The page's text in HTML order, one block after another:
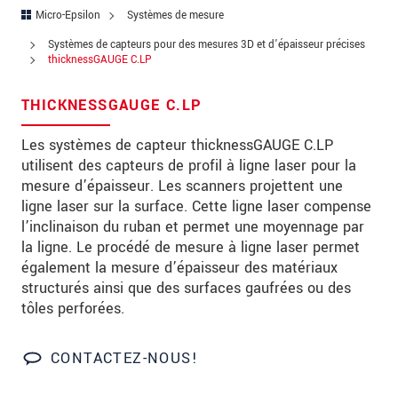
Micro-Epsilon
Systèmes de mesure
Systèmes de capteurs pour des mesures 3D et d’épaisseur précises
thicknessGAUGE C.LP
THICKNESSGAUGE C.LP
Les systèmes de capteur thicknessGAUGE C.LP
utilisent des capteurs de profil à ligne laser pour la
mesure d’épaisseur. Les scanners projettent une
ligne laser sur la surface. Cette ligne laser compense
l’inclinaison du ruban et permet une moyennage par
la ligne. Le procédé de mesure à ligne laser permet
également la mesure d’épaisseur des matériaux
structurés ainsi que des surfaces gaufrées ou des
tôles perforées.
CONTACTEZ-NOUS!
Code postal
Téléphone
Email
Message *
Veuillez me tenir informé des innovations